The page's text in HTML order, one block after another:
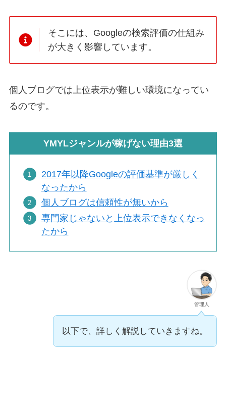
そこには、Googleの検索評価の仕組み
が大きく影響しています。
個人ブログでは上位表示が難しい環境になってい
るのです。
YMYLジャンルが稼げない理由3選
2017年以降Googleの評価基準が厳しく
なったから
個人ブログは信頼性が無いから
専門家じゃないと上位表示できなくなっ
たから
管理人
以下で、詳しく解説していきますね。